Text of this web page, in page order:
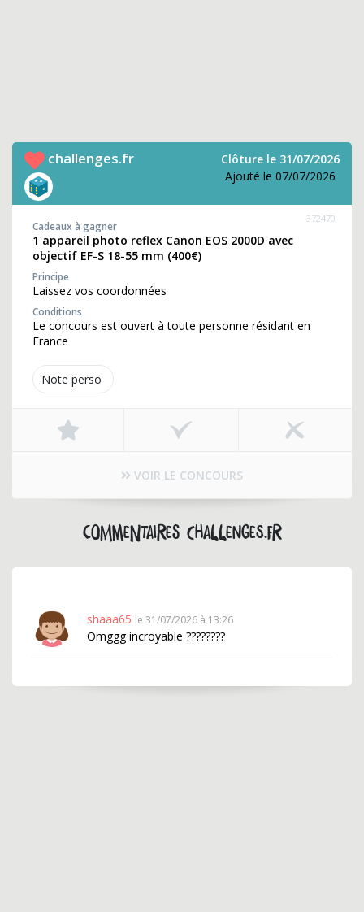
challenges.fr
Clôture le 31/07/2026
Ajouté le 07/07/2026
Note perso
372470
Cadeaux à gagner
1 appareil photo reflex Canon EOS 2000D avec
objectif EF-S 18-55 mm (400€)
Principe
Laissez vos coordonnées
Conditions
Le concours est ouvert à toute personne résidant en
France
VOIR LE CONCOURS
Commentaires challenges.fr
shaaa65 le 31/07/2026 à 13:26
Omggg incroyable ????????